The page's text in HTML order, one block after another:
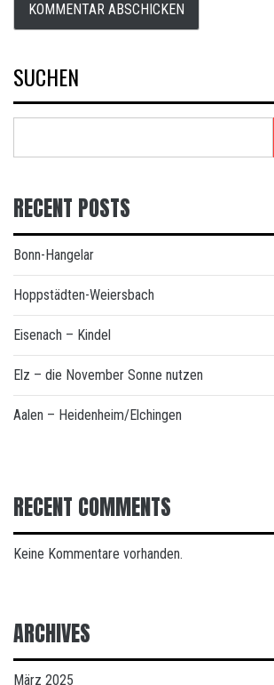
SUCHEN
RECENT POSTS
Bonn-Hangelar
Hoppstädten-Weiersbach
Eisenach – Kindel
Elz – die November Sonne nutzen
Aalen – Heidenheim/Elchingen
RECENT COMMENTS
Keine Kommentare vorhanden.
ARCHIVES
März 2025